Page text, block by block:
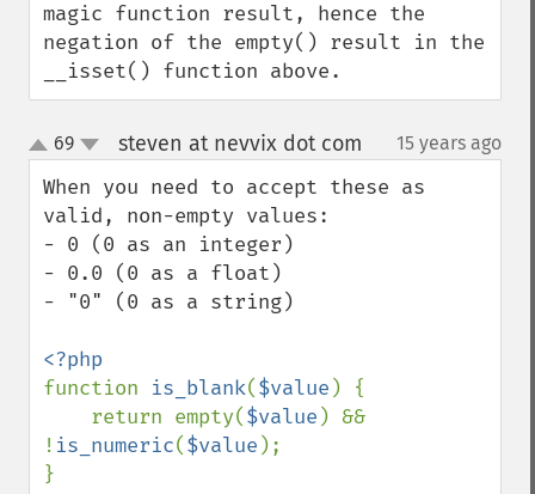
magic function result, hence the
negation of the empty() result in the
__isset() function above.
up
down
69 steven at nevvix dot com 15 years ago
When you need to accept these as
valid, non-empty values:
- 0 (0 as an integer)
- 0.0 (0 as a float)
- "0" (0 as a string)
function is_blank($value ) {
    return empty(
$value ) &&
! is_numeric($value );